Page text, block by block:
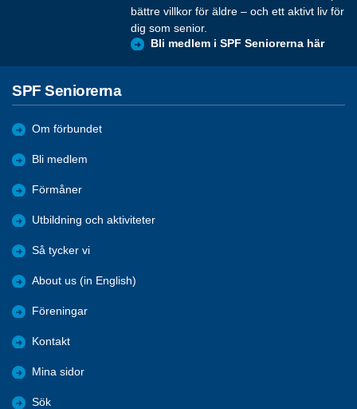
bättre villkor för äldre – och ett aktivt liv för
dig som senior.
Bli medlem i SPF Seniorerna här
SPF Seniorerna
Om förbundet
Bli medlem
Förmåner
Utbildning och aktiviteter
Så tycker vi
About us (in English)
Föreningar
Kontakt
Mina sidor
Sök